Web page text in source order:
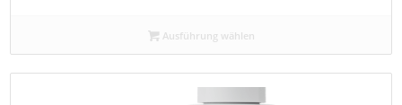
Ausführung wählen